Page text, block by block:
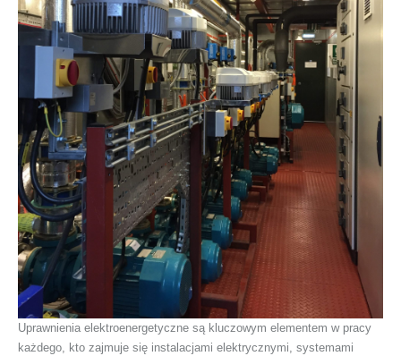
Uprawnienia elektroenergetyczne są kluczowym elementem w pracy
każdego, kto zajmuje się instalacjami elektrycznymi, systemami